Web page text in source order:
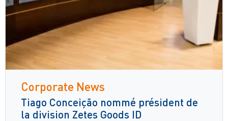
Corporate News
Tiago Conceição nommé président de
la division Zetes Goods ID